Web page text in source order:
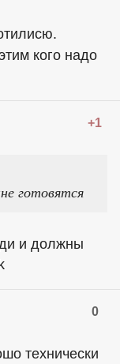
кого надо
+1
готовятся
и должны
0
технически